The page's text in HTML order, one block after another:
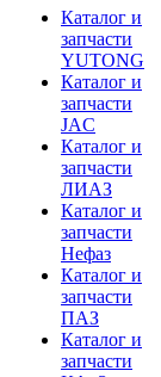
Каталог и
запчасти
YUTONG
Каталог и
запчасти
JAC
Каталог и
запчасти
ЛИАЗ
Каталог и
запчасти
Нефаз
Каталог и
запчасти
ПАЗ
Каталог и
запчасти